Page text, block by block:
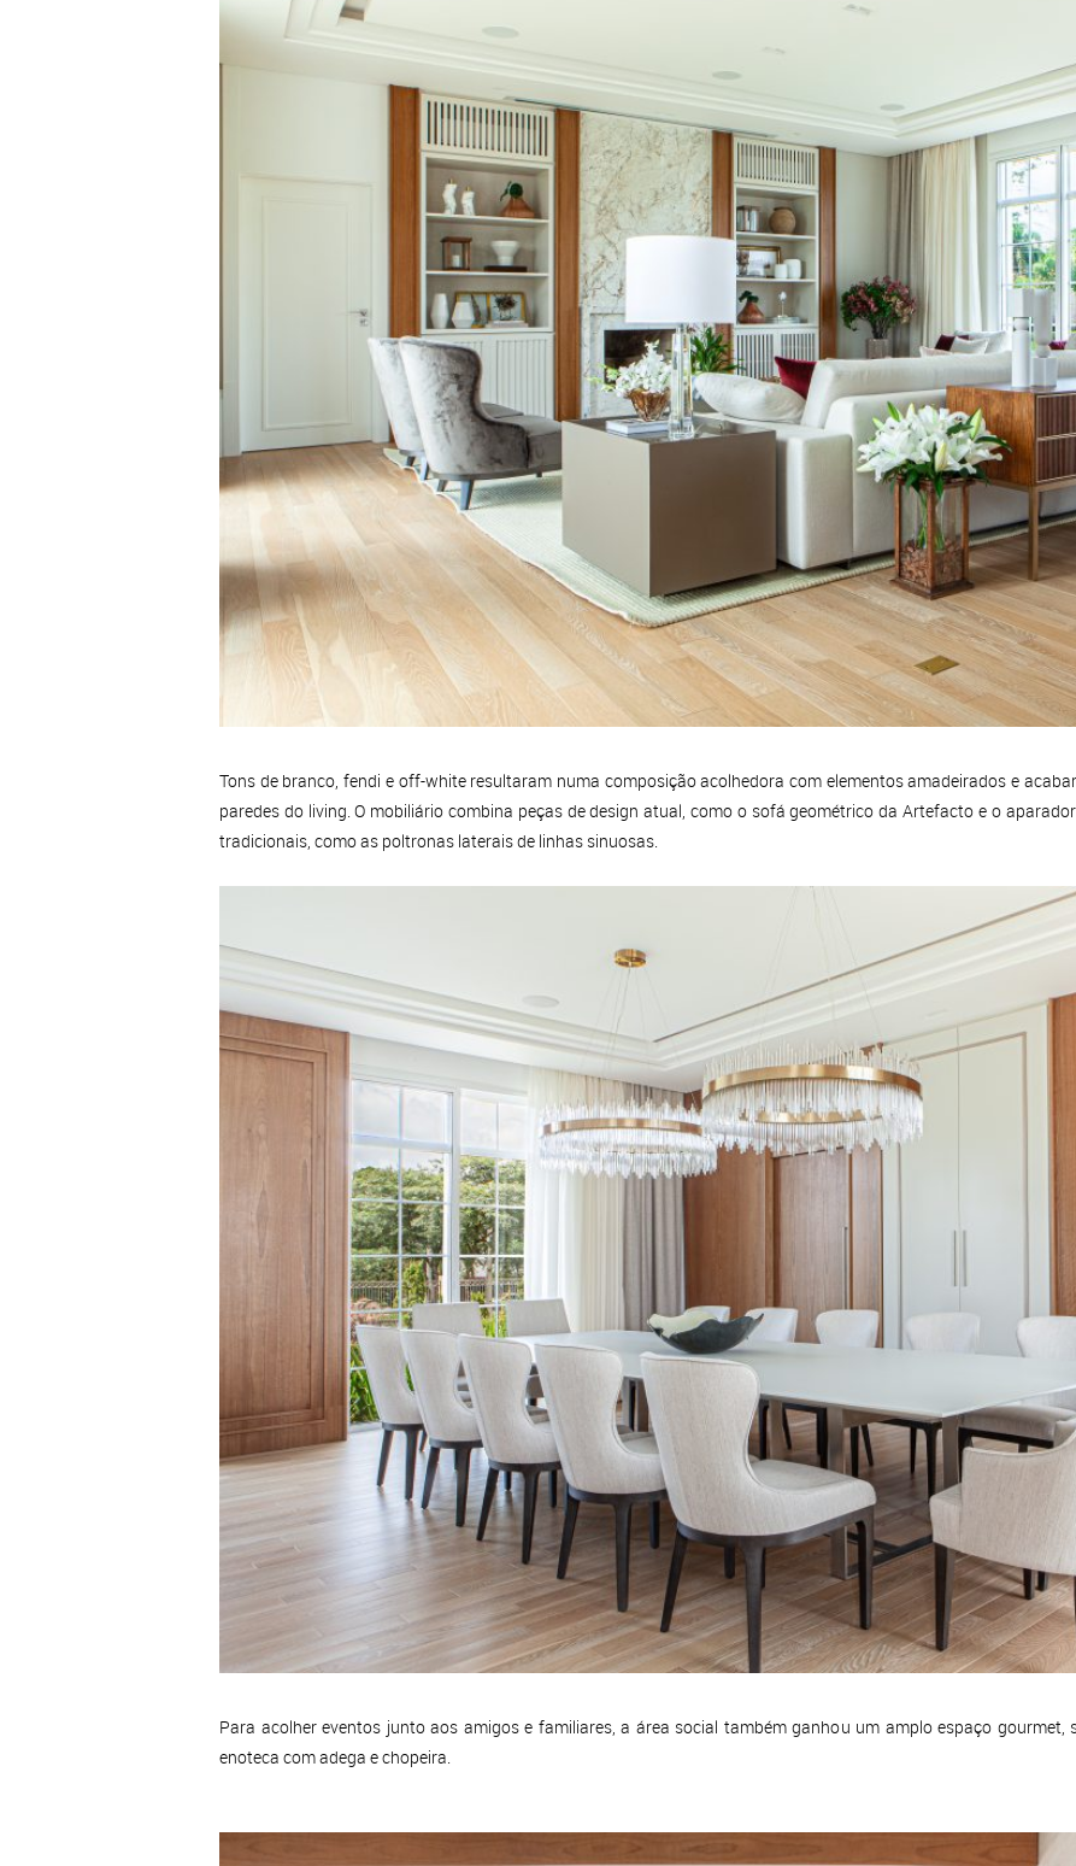
Tons de branco, fendi e off-white resultaram numa composição acolhedora com elementos amadeirados e
paredes do living. O mobiliário combina peças de design atual, como o sofá geométrico da Artefacto e o
tradicionais, como as poltronas laterais de linhas sinuosas.
Para acolher eventos junto aos amigos e familiares, a área social também ganhou um amplo espaço gourmet,
enoteca com adega e chopeira.